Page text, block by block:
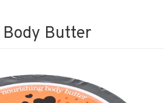
Body Butter